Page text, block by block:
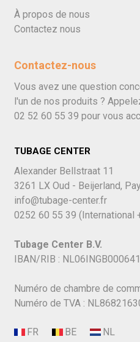
À propos de nous
Contactez nous
Contactez-nous
Vous avez une question
l'un de nos produits ?
02 52 60 55 39 pour vous
TUBAGE CENTER
Alexander Bellstraat 11
3261 LX Oud - Beijerland,
info@tubage-center.fr
0252 60 55 39 (International
Tubage Center B.V.
IBAN/RIB :
Numéro de chambre de
Numéro de TVA :